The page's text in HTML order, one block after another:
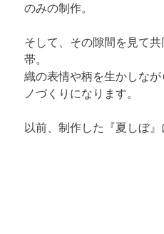
のみの制作。
そして、その隙間を見て共
帯。
織の表情や柄を生かしな
ノづくりになります。
以前、制作した『夏しぼ』